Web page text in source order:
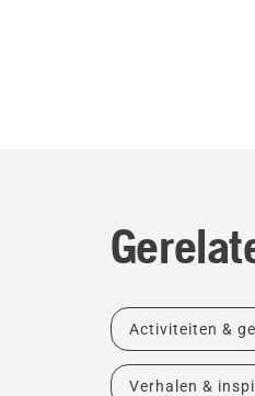
Activiteiten &
Verhalen &